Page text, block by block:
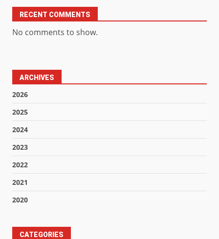
RECENT COMMENTS
No comments to show.
ARCHIVES
2026
2025
2024
2023
2022
2021
2020
CATEGORIES